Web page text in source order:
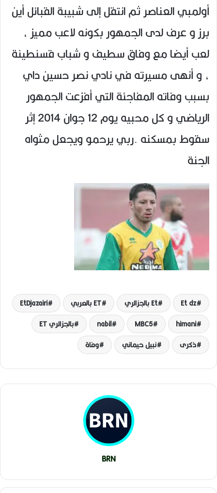
أولمبي العناصر ثم انتقل إلى شبيبة القبائل أين
برز و عرف لدى الجمهور بكونه لاعب مميز ،
لعب أيضا مع وفاق سطيف و شباب قسنطينة
، و أنهى مسيرته في نادي نصر حسين داي
بسبب وفاته المفاجئة التي أفزعت الجمهور
الرياضي و كل محبيه يوم 12 جوان 2014 إثر
سقوط بمسكنه .ربي يرحمو ويجعل مثواه
الجنة
Et dz Et بالجزائري ET بالعربي
EtDjazairi
himani
MBC5
nabil
بالجزائري ET
ذكرى
نبيل حيماني وفاة
BRN